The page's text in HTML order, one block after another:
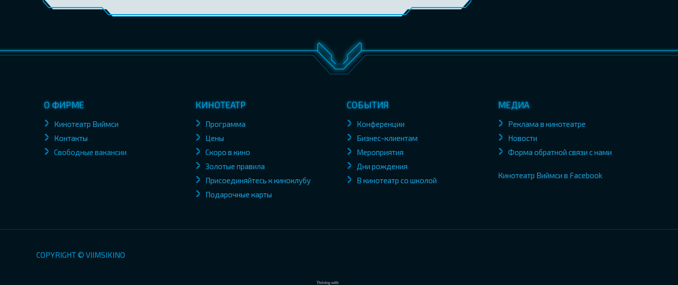
О ФИРМЕ
Кинотеатр Виймси
Контакты
Свободные вакансии
КИНОТЕАТР
Программа
Цены
Скоро в кино
Золотые правила
Присоединяйтесь к киноклубу
Подарочные карты
СОБЫТИЯ
Конференции
Бизнес-клиентам
Мероприятия
Дни рождения
В кинотеатр со школой
МЕДИА
Реклама в кинотеатре
Новости
Форма обратной связи с нами
Кинотеатр Виймси в Facebook
COPYRIGHT © VIIMSIKINO